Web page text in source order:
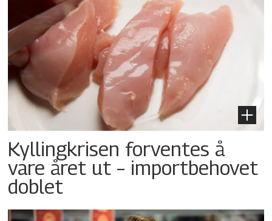
Kyllingkrisen forventes å
vare året ut – importbehovet
doblet